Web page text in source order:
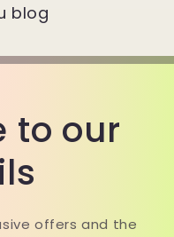
blog
to our
offers and the